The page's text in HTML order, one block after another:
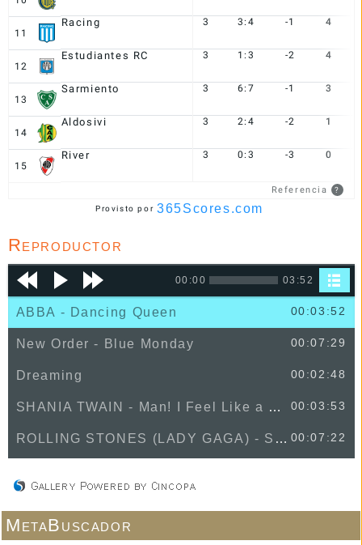
MetaBuscador
11
Racing 3 3:4 -1 4
12
Estudiantes RC 3 1:3 -2 4
13
Sarmiento 3 6:7 -1 3
14
Aldosivi 3 2:4 -2 1
15
River 3 0:3 -3 0
Referencia ?
Provisto por 365Scores.com
Reproductor
00:00 03:52
00:03:52
ABBA - Dancing Queen
00:07:29
New Order - Blue Monday
00:02:48
Dreaming
00:03:53
SHANIA TWAIN - Man! I Feel Like a Woman!
00:07:22
ROLLING STONES (LADY GAGA) - Sweet Sounds Of Heaven
The Jeremy Spencer Band - Cool Breeze